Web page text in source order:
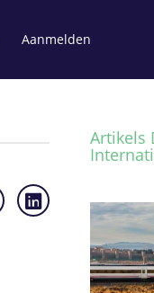
Aanmelden
Artikels